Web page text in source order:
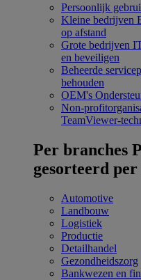
Persoonlijk
Kleine bedrijven
op afstand
Grote bedrijven
en beveiligen
Beheerde
behouden
OEM's
Non-
TeamViewer-
Per branches
gesorteerd
Automotive
Landbouw
Logistiek
Productie
Detailhandel
Gezondheidszorg
Bankwezen en